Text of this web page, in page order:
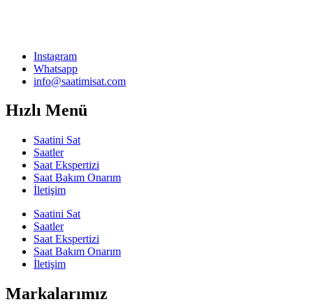
Instagram
Whatsapp
info@saatimisat.com
Hızlı Menü
Saatini Sat
Saatler
Saat Ekspertizi
Saat Bakım Onarım
İletişim
Saatini Sat
Saatler
Saat Ekspertizi
Saat Bakım Onarım
İletişim
Markalarımız